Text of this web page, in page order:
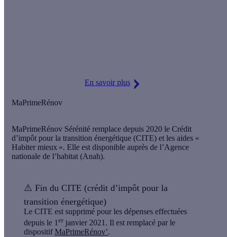
En savoir plus
MaPrimeRénov
MaPrimeRénov Sérénité remplace depuis 2020 le Crédit
d’impôt pour la transition énergétique (CITE) et les aides «
Habiter mieux ». Elle est disponible auprès de l’Agence
nationale de l’habitat (Anah).
⚠️ Fin du CITE (crédit d’impôt pour la
transition énergétique)
Le CITE est supprimé pour les dépenses effectuées
depuis le 1 er janvier 2021. Il est remplacé par le
dispositifMaPrimeRénov’.